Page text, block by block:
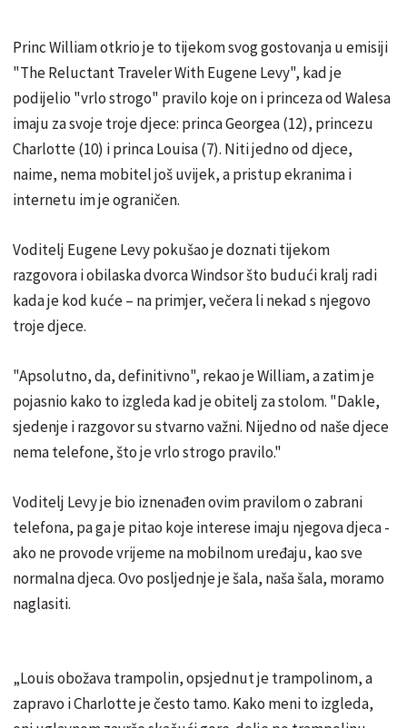
Princ William otkrio je to tijekom svog gostovanja u emisiji
"The Reluctant Traveler With Eugene Levy", kad je
podijelio "vrlo strogo" pravilo koje on i princeza od Walesa
imaju za svoje troje djece: princa Georgea (12), princezu
Charlotte (10) i princa Louisa (7). Niti jedno od djece,
naime, nema mobitel još uvijek, a pristup ekranima i
internetu im je ograničen.
Voditelj Eugene Levy pokušao je doznati tijekom
razgovora i obilaska dvorca Windsor što budući kralj radi
kada je kod kuće – na primjer, večera li nekad s njegovo
troje djece.
"Apsolutno, da, definitivno", rekao je William, a zatim je
pojasnio kako to izgleda kad je obitelj za stolom. "Dakle,
sjedenje i razgovor su stvarno važni. Nijedno od naše djece
nema telefone, što je vrlo strogo pravilo."
Voditelj Levy je bio iznenađen ovim pravilom o zabrani
telefona, pa ga je pitao koje interese imaju njegova djeca -
ako ne provode vrijeme na mobilnom uređaju, kao sve
normalna djeca. Ovo posljednje je šala, naša šala, moramo
naglasiti.
„Louis obožava trampolin, opsjednut je trampolinom, a
zapravo i Charlotte je često tamo. Kako meni to izgleda,